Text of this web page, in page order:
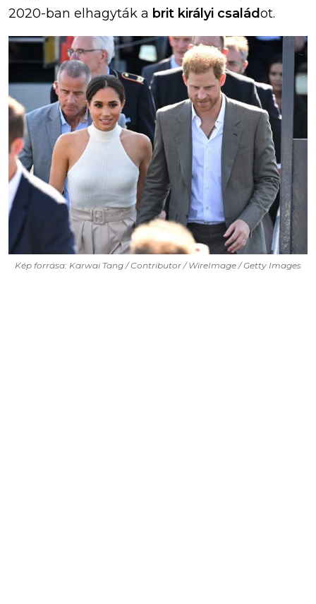
2020-ban elhagyták a brit királyi családot.
Kép forrása: Karwai Tang / Contributor / WireImage / Getty Images